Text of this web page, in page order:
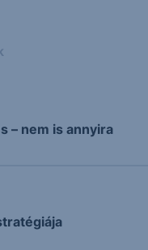
– nem is annyira